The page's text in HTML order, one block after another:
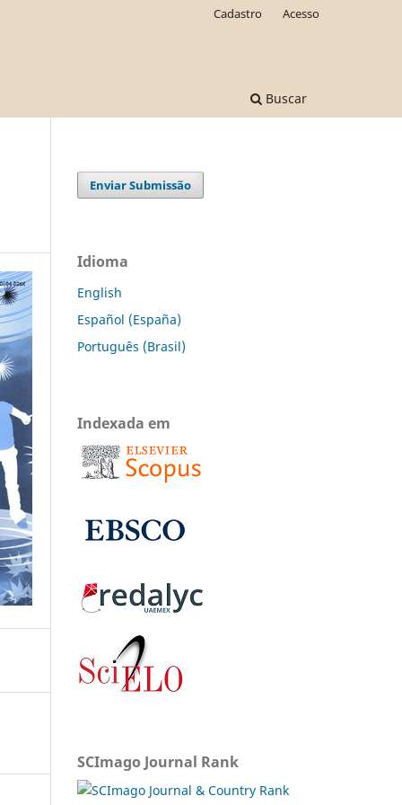
Buscar
Cadastro Acesso
Enviar Submissão
Idioma
English
Español (España)
Português (Brasil)
Indexada em
SCImago Journal Rank